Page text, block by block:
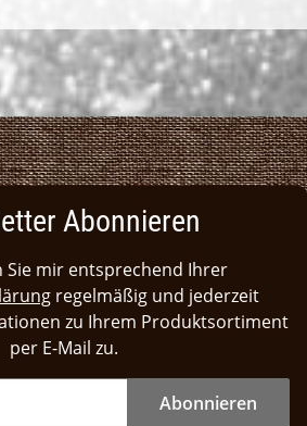
Abonnieren
Sie mir entsprechend Ihrer
regelmäßig und jederzeit
zu Ihrem Produktsortiment
per E-Mail zu.
Abonnieren